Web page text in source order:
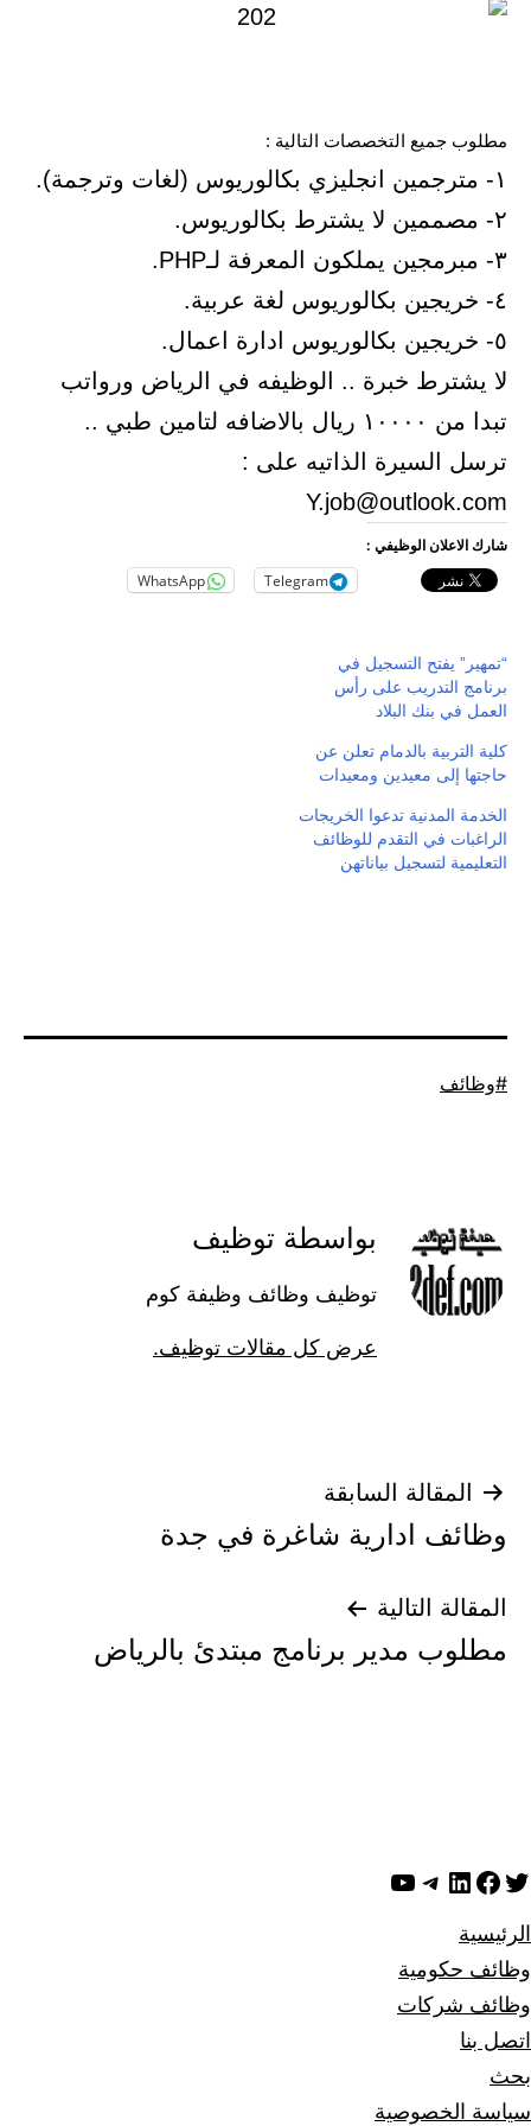
مطلوب جميع التخصصات التالية :
١- مترجمين انجليزي بكالوريوس (لغات وترجمة).
٢- مصممين لا يشترط بكالوريوس.
٣- مبرمجين يملكون المعرفة لـPHP.
٤- خريجين بكالوريوس لغة عربية.
٥- خريجين بكالوريوس ادارة اعمال.
لا يشترط خبرة .. الوظيفه في الرياض ورواتب
تبدا من ١٠٠٠٠ ريال بالاضافه لتامين طبي ..
ترسل السيرة الذاتيه على :
Y.job@outlook.com
شارك الاعلان الوظيفي :
Telegram
WhatsApp
“تمهير” يفتح التسجيل في
برنامج التدريب على رأس
العمل في بنك البلاد
كلية التربية بالدمام تعلن عن
حاجتها إلى معيدين ومعيدات
الخدمة المدنية تدعوا الخريجات
الراغبات في التقدم للوظائف
التعليمية لتسجيل بياناتهن
موسوم
وظائف
بواسطة توظيف
توظيف وظائف وظيفة كوم
عرض كل مقالات توظيف.
تصفّح
المقالات
المقالة السابقة
وظائف ادارية شاغرة في جدة
المقالة التالية
مطلوب مدير برنامج مبتدئ بالرياض
تويترفيسبوك
لينكد إن تيليجرام
يوتيوب
الرئيسية
وظائف حكومية
وظائف شركات
اتصل بنا
بحث
سياسة الخصوصية